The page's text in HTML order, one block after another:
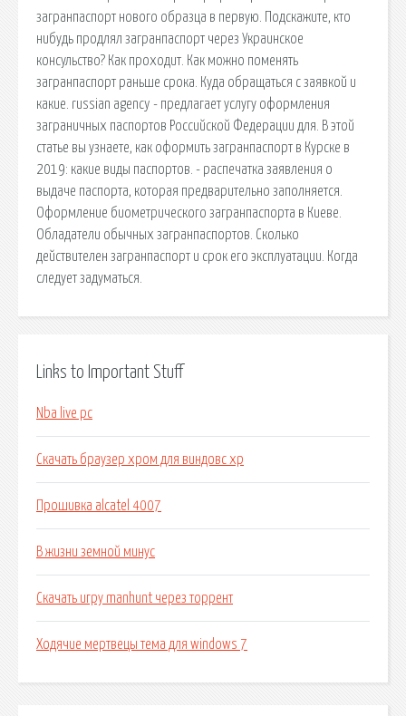
загранпаспорт нового образца в первую. Подскажите, кто
нибудь продлял загранпаспорт через Украинское
консульство? Как проходит. Как можно поменять
загранпаспорт раньше срока. Куда обращаться с заявкой и
какие. russian agency - предлагает услугу оформления
заграничных паспортов Российской Федерации для. В этой
статье вы узнаете, как оформить загранпаспорт в Курске в
2019: какие виды паспортов. - распечатка заявления о
выдаче паспорта, которая предварительно заполняется.
Оформление биометрического загранпаспорта в Киеве.
Обладатели обычных загранпаспортов. Сколько
действителен загранпаспорт и срок его эксплуатации. Когда
следует задуматься.
Links to Important Stuff
Nba live pc
Скачать браузер хром для виндовс хр
Прошивка alcatel 4007
В жизни земной минус
Скачать игру manhunt через торрент
Ходячие мертвецы тема для windows 7